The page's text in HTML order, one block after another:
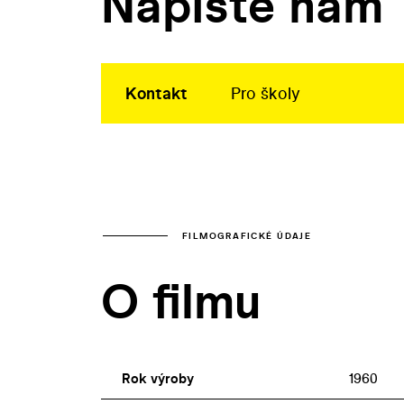
Kontakt Pro školy
FILMOGRAFICKÉ ÚDAJE
O filmu
Rok výroby 1960